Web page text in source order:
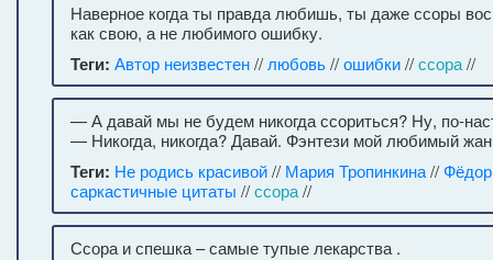
Наверное когда ты правда любишь, ты даже ссоры
как свою, а не любимого ошибку.
Теги: Автор неизвестен// любовь//ошибки//ссора//
— А давай мы не будем никогда ссориться? Ну, по-
— Никогда, никогда? Давай. Фэнтези мой любимый
Теги: Не родись красивой// Мария Тропинкина//
саркастичные цитаты //ссора//
Ссора и спешка – самые тупые лекарства .